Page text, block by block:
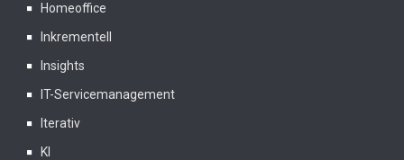
Homeoffice
Inkrementell
Insights
IT-Servicemanagement
Iterativ
KI